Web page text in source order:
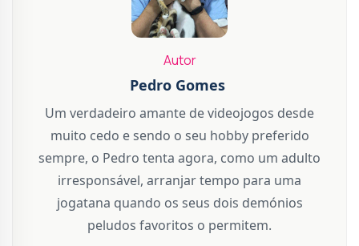
Autor
Pedro Gomes
Um verdadeiro amante de videojogos desde
muito cedo e sendo o seu hobby preferido
sempre, o Pedro tenta agora, como um adulto
irresponsável, arranjar tempo para uma
jogatana quando os seus dois demónios
peludos favoritos o permitem.